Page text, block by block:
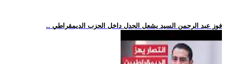
.. فوز عبد الرحمن السيد يشعل الجدل داخل الحزب الديمقراطي